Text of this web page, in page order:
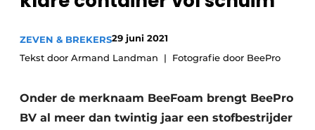
recyclingstroom in België
Vacature aanmelden
Vacatures
Safety First
ZEVEN & BREKERS29 juni 2021
Tekst door Armand Landman
Fotografie door BeePro
Onder de merknaam BeeFoam brengt BeePro
BV al meer dan twintig jaar een stofbestrijder